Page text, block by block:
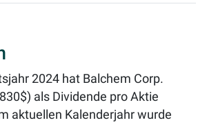
2024 hat Balchem Corp.
als Dividende pro Aktie
aktuellen Kalenderjahr wurde